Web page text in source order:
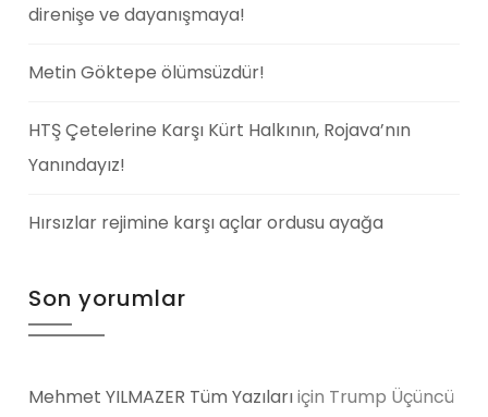
direnişe ve dayanışmaya!
Metin Göktepe ölümsüzdür!
HTŞ Çetelerine Karşı Kürt Halkının, Rojava’nın
Yanındayız!
Hırsızlar rejimine karşı açlar ordusu ayağa
Son yorumlar
Mehmet YILMAZER Tüm Yazılarıiçin Trump Üçüncü